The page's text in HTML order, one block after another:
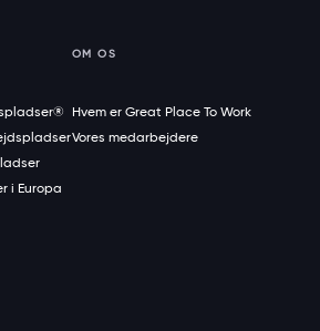
i Europa
OM OS
Hvem er Great Place To Work
Vores medarbejdere